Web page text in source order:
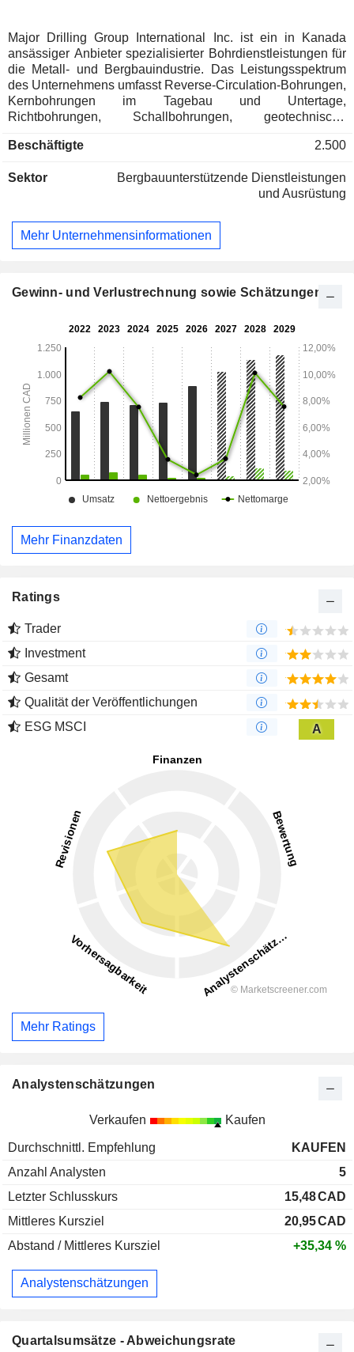
Major Drilling Group International Inc. ist ein in Kanada
ansässiger Anbieter spezialisierter Bohrdienstleistungen für
die Metall- und Bergbauindustrie. Das Leistungsspektrum
des Unternehmens umfasst Reverse-Circulation-Bohrungen,
Kernbohrungen im Tagebau und Untertage,
Richtbohrungen, Schallbohrungen, geotechnische
Kohleflözgasbohrungen, Flachgasbohrungen, Untertage-
Sprengarbeiten im Tagebau, verbunden mit der
kontinuierlichen Weiterentwicklung und Optimierung seines
Innovationsdienstleistungen. Die Dienstleistungen im
Bereich der Mineralienbohrungen lassen sich in
zwei Kundengruppen: junge Explorationsunternehmen
mittelständischen Unternehmen, für die das Unternehmen
Bohrungen in bestehenden Bergwerken durchführt. Es
unterhält Betriebsstätten und Niederlassungen in
Nordamerika, Südamerika, Asien, Afrika und Europa.
Beschäftigte 2.500
Sektor
Bergbauunterstützende Dienstleistungen
und Ausrüstung
Mehr Unternehmensinformationen
Gewinn- und Verlustrechnung sowie Schätzungen
Mehr Finanzdaten
Ratings
Trader
Investment
Gesamt
Qualität der Veröffentlichungen
ESG MSCI
A
Mehr Ratings
Analystenschätzungen
Verkaufen Kaufen
Durchschnittl. Empfehlung
KAUFEN
Anzahl Analysten
5
Letzter Schlusskurs
15,48CAD
Mittleres Kursziel
20,95CAD
Abstand / Mittleres Kursziel
+35,34 %
Analystenschätzungen
Quartalsumsätze - Abweichungsrate